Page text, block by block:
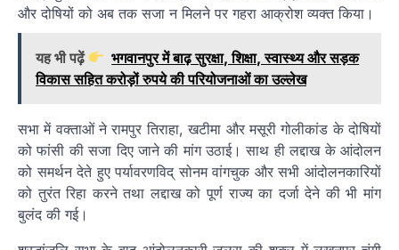
और दोषियों को अब तक सजा न मिलने पर गहरा आक्रोश व्यक्त किया।
यह भी पढ़ें
भगवानपुर में बाढ़ सुरक्षा, शिक्षा, स्वास्थ्य और सड़क
विकास सहित करोड़ों रुपये की परियोजनाओं का उल्लेख
सभा में वक्ताओं ने रामपुर तिराहा, खटीमा और मसूरी गोलीकांड के दोषियों
को फांसी की सजा दिए जाने की मांग उठाई। साथ ही लद्दाख के आंदोलन
को समर्थन देते हुए पर्यावरणविद् सोनम वांगचुक और सभी आंदोलनकारियों
को तुरंत रिहा करने तथा लद्दाख को पूर्ण राज्य का दर्जा देने की भी मांग
बुलंद की गई।